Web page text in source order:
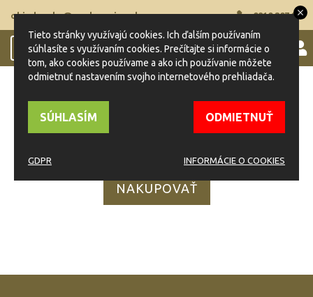
objednavky@naplnspajzu.sk 0910 207 205
Toggle
navigation
KOŠÍK
NAKUPOVAŤ
Tieto stránky využívajú cookies. Ich ďalším používaním
súhlasíte s využívaním cookies. Prečítajte si informácie o
tom, ako cookies používame a ako ich používanie môžete
odmietnuť nastavením svojho internetového prehliadača.
SÚHLASÍM ODMIETNUŤ
GDPR INFORMÁCIE O COOKIES